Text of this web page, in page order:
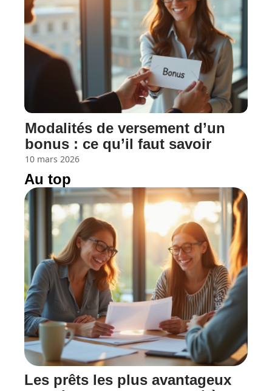
Modalités de versement d’un
bonus : ce qu’il faut savoir
10 mars 2026
Au top
Les prêts les plus avantageux